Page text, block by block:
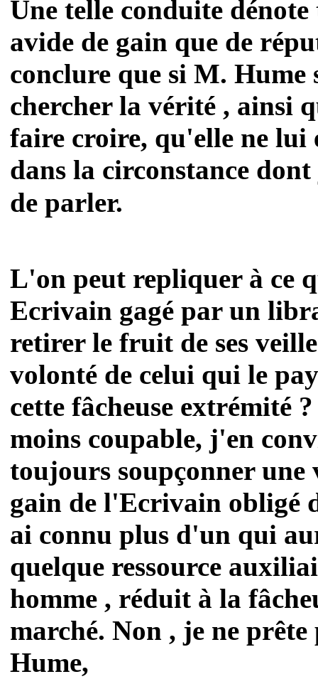
Une telle conduite
avide de gain que de
conclure que si M.
chercher la vérité , ainsi
faire croire, qu'elle ne lui
dans la circonstance dont
de parler.
L'on peut repliquer à ce
Ecrivain gagé par un
retirer le fruit de ses
volonté de celui qui le
cette fâcheuse extrémité
moins coupable, j'en
toujours soupçonner
gain de l'Ecrivain obligé
ai connu plus d'un qui
quelque ressource
homme , réduit à la
marché. Non , je ne
Hume,